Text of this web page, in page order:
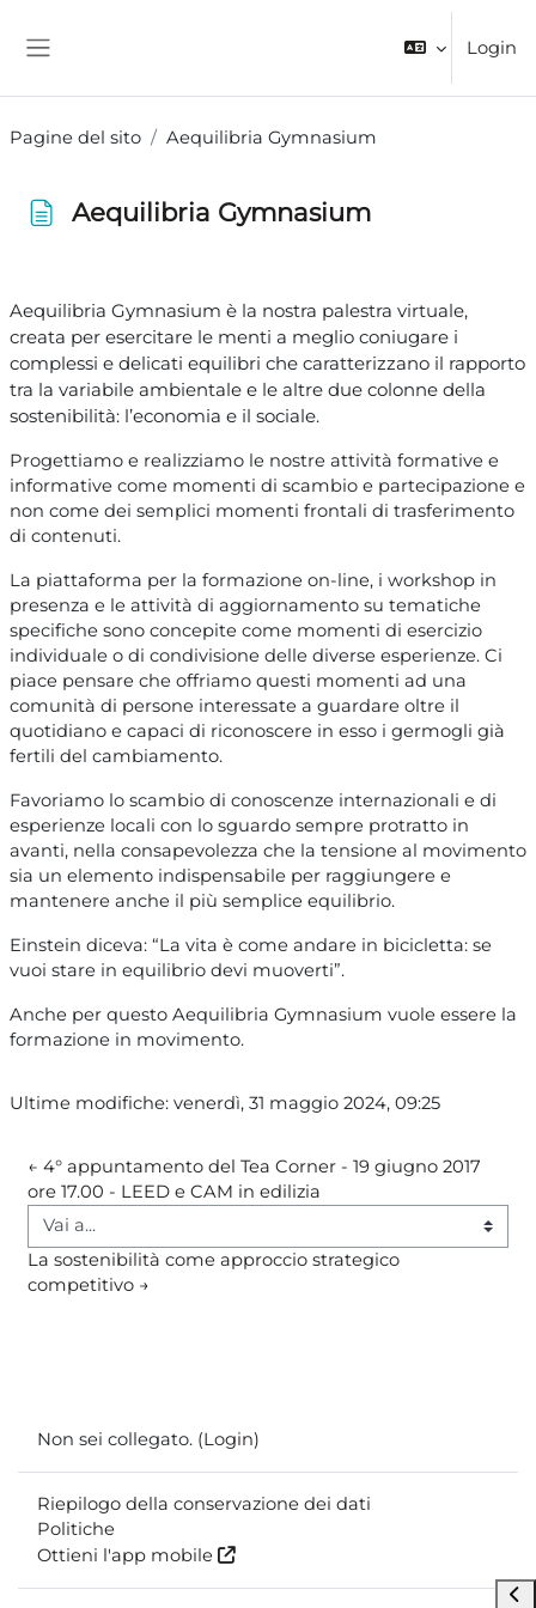
Login
Pagine del sito Aequilibria Gymnasium
Aequilibria Gymnasium
Aequilibria Gymnasium è la nostra palestra virtuale,
creata per esercitare le menti a meglio coniugare i
complessi e delicati equilibri che caratterizzano il rapporto
tra la variabile ambientale e le altre due colonne della
sostenibilità: l’economia e il sociale.
Progettiamo e realizziamo le nostre attività formative e
informative come momenti di scambio e partecipazione e
non come dei semplici momenti frontali di trasferimento
di contenuti.
La piattaforma per la formazione on-line, i workshop in
presenza e le attività di aggiornamento su tematiche
specifiche sono concepite come momenti di esercizio
individuale o di condivisione delle diverse esperienze. Ci
piace pensare che offriamo questi momenti ad una
comunità di persone interessate a guardare oltre il
quotidiano e capaci di riconoscere in esso i germogli già
fertili del cambiamento.
Favoriamo lo scambio di conoscenze internazionali e di
esperienze locali con lo sguardo sempre protratto in
avanti, nella consapevolezza che la tensione al movimento
sia un elemento indispensabile per raggiungere e
mantenere anche il più semplice equilibrio.
Einstein diceva: “La vita è come andare in bicicletta: se
vuoi stare in equilibrio devi muoverti”.
Anche per questo Aequilibria Gymnasium vuole essere la
formazione in movimento.
Ultime modifiche: venerdì, 31 maggio 2024, 09:25
← 4° appuntamento del Tea Corner - 19 giugno 2017
ore 17.00 - LEED e CAM in edilizia
Vai a...
La sostenibilità come approccio strategico
competitivo →
Non sei collegato. (Login)
Riepilogo della conservazione dei dati
Politiche
Ottieni l'app mobile